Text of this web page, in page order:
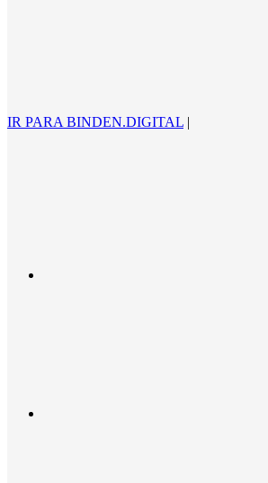
IR PARA BINDEN.DIGITAL |